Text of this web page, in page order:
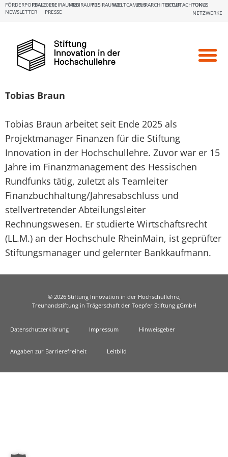
NEWSLETTER PRESSE
FÖRDERPORTALE:
FBM2020FREIRAUM23FREIRAUM25FREIRAUM26WELTCAMPUSLEHRARCHITEKTURBEGUTACHTUNG
FOKUS
NETZWERKE
Tobias Braun
Tobias Braun arbeitet seit Ende 2025 als
Projektmanager Finanzen für die Stiftung
Innovation in der Hochschullehre. Zuvor war er 15
Jahre im Finanzmanagement des Hessischen
Rundfunks tätig, zuletzt als Teamleiter
Finanzbuchhaltung/Jahresabschluss und
stellvertretender Abteilungsleiter
Rechnungswesen. Er studierte Wirtschaftsrecht
(LL.M.) an der Hochschule RheinMain, ist geprüfter
Stiftungsmanager und gelernter Bankkaufmann.
© 2026 Stiftung Innovation in der Hochschullehre,
Treuhandstiftung in Trägerschaft der Toepfer Stiftung gGmbH
Datenschutzerklärung Impressum Hinweisgeber
Angaben zur Barrierefreiheit Leitbild